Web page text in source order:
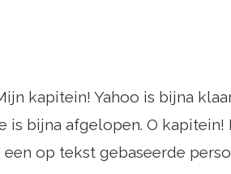
kapitein! Yahoo is bijna
is bijna afgelopen. O
een op tekst gebaseerde